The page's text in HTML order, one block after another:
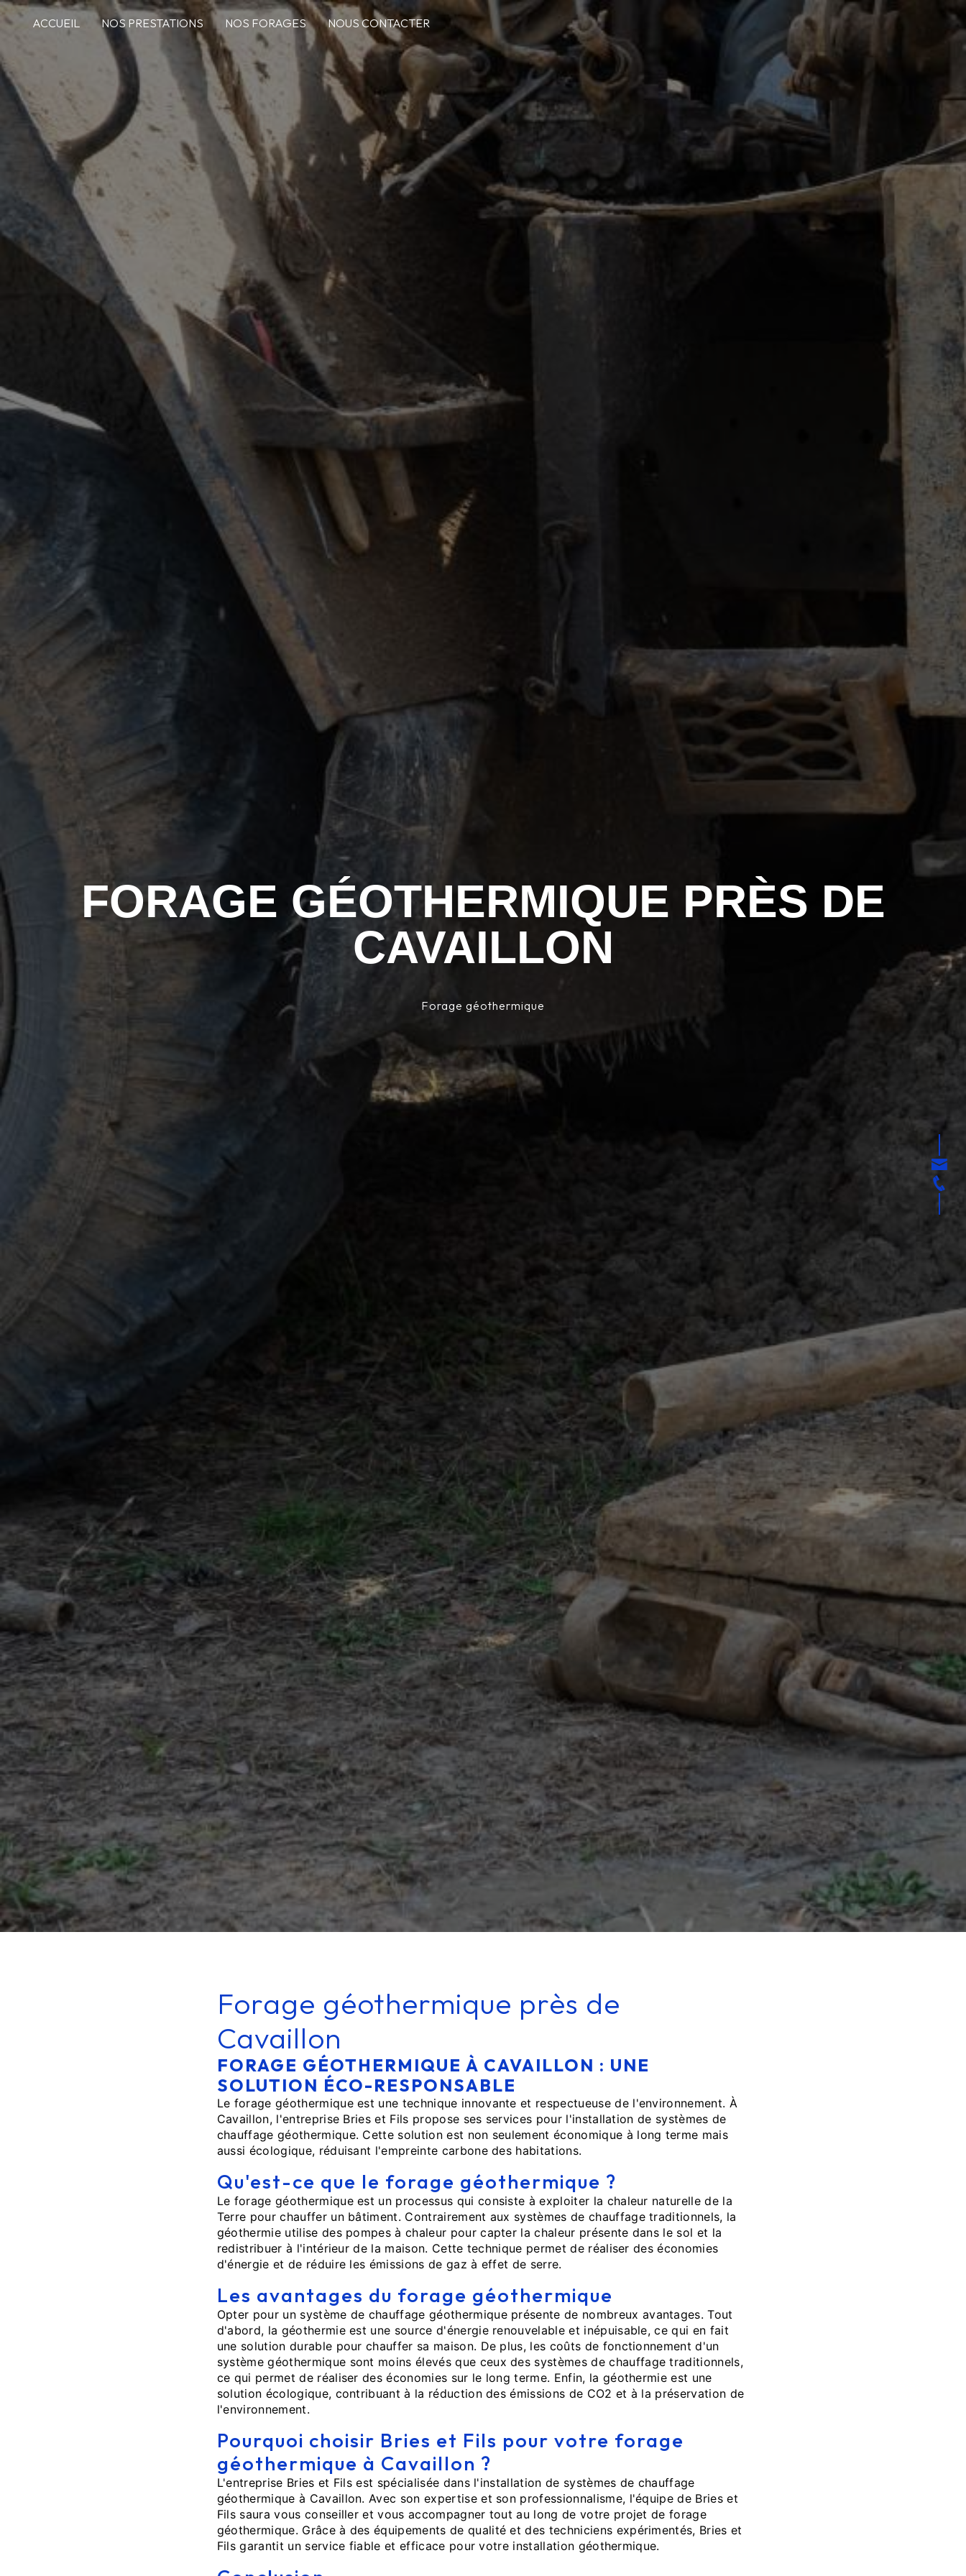
ACCUEIL NOS PRESTATIONS NOS FORAGES NOUS CONTACTER
FORAGE GÉOTHERMIQUE PRÈS DE
CAVAILLON
Forage géothermique
Forage géothermique près de
Cavaillon
FORAGE GÉOTHERMIQUE À CAVAILLON : UNE
SOLUTION ÉCO-RESPONSABLE
Le forage géothermique est une technique innovante et respectueuse de l'environnement. À
Cavaillon, l'entreprise Bries et Fils propose ses services pour l'installation de systèmes de
chauffage géothermique. Cette solution est non seulement économique à long terme mais
aussi écologique, réduisant l'empreinte carbone des habitations.
Qu'est-ce que le forage géothermique ?
Le forage géothermique est un processus qui consiste à exploiter la chaleur naturelle de la
Terre pour chauffer un bâtiment. Contrairement aux systèmes de chauffage traditionnels, la
géothermie utilise des pompes à chaleur pour capter la chaleur présente dans le sol et la
redistribuer à l'intérieur de la maison. Cette technique permet de réaliser des économies
d'énergie et de réduire les émissions de gaz à effet de serre.
Les avantages du forage géothermique
Opter pour un système de chauffage géothermique présente de nombreux avantages. Tout
d'abord, la géothermie est une source d'énergie renouvelable et inépuisable, ce qui en fait
une solution durable pour chauffer sa maison. De plus, les coûts de fonctionnement d'un
système géothermique sont moins élevés que ceux des systèmes de chauffage traditionnels,
ce qui permet de réaliser des économies sur le long terme. Enfin, la géothermie est une
solution écologique, contribuant à la réduction des émissions de CO2 et à la préservation de
l'environnement.
Pourquoi choisir Bries et Fils pour votre forage
géothermique à Cavaillon ?
L'entreprise Bries et Fils est spécialisée dans l'installation de systèmes de chauffage
géothermique à Cavaillon. Avec son expertise et son professionnalisme, l'équipe de Bries et
Fils saura vous conseiller et vous accompagner tout au long de votre projet de forage
géothermique. Grâce à des équipements de qualité et des techniciens expérimentés, Bries et
Fils garantit un service fiable et efficace pour votre installation géothermique.
Panneau de gestion des cookies